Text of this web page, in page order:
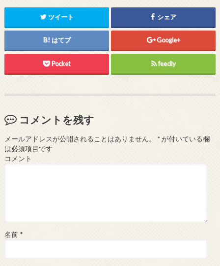
ツイート シェア
はてブ Google+
Pocket feedly
コメントを残す
メールアドレスが公開されることはありません。 *が付いている欄
は必須項目です
コメント
名前 *